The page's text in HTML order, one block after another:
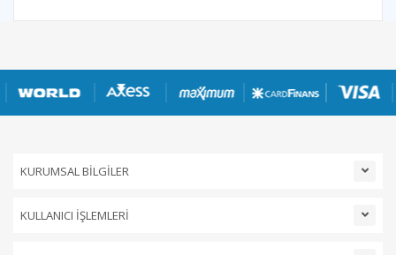
KURUMSAL BİLGİLER
KULLANICI İŞLEMLERİ